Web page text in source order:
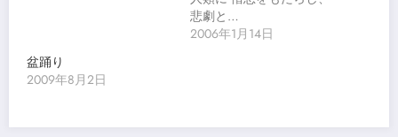
悲劇と…
2006年1月14日
盆踊り
2009年8月2日